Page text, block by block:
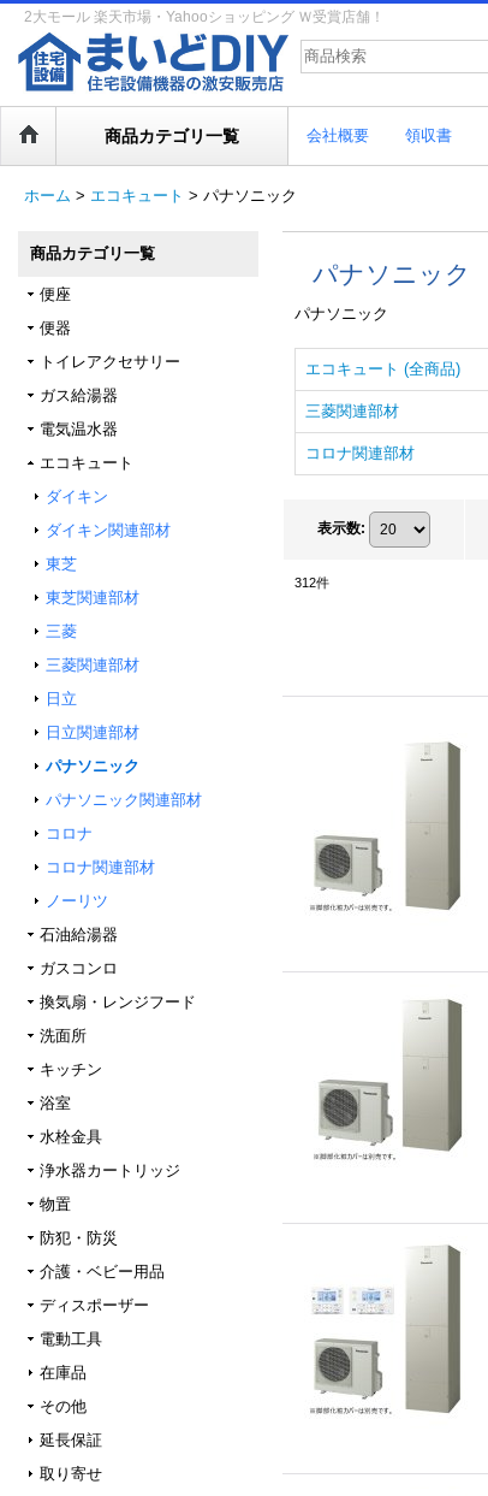
2大モール 楽天市場・Yahooショッピング Ｗ受賞店舗！
商品カテゴリ一覧 会社概要 領収書
ホーム > エコキュート > パナソニック
商品カテゴリ一覧
便座
便器
トイレアクセサリー
ガス給湯器
電気温水器
エコキュート
ダイキン
ダイキン関連部材
東芝
東芝関連部材
三菱
三菱関連部材
日立
日立関連部材
パナソニック
パナソニック関連部材
コロナ
コロナ関連部材
ノーリツ
石油給湯器
ガスコンロ
換気扇・レンジフード
洗面所
キッチン
浴室
水栓金具
浄水器カートリッジ
物置
防犯・防災
介護・ベビー用品
ディスポーザー
電動工具
在庫品
その他
延長保証
取り寄せ
パナソニック
パナソニック
エコキュート (全商品)
三菱関連部材
コロナ関連部材
表示数:
312件